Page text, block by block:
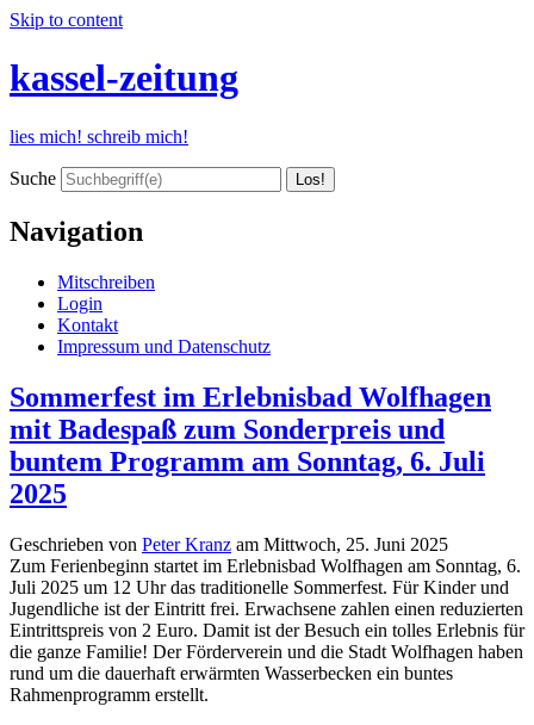
Skip to content
kassel-zeitung
lies mich! schreib mich!
Suche
Navigation
Mitschreiben
Login
Kontakt
Impressum und Datenschutz
Sommerfest im Erlebnisbad Wolfhagen
mit Badespaß zum Sonderpreis und
buntem Programm am Sonntag, 6. Juli
2025
Geschrieben von Peter Kranz am Mittwoch, 25. Juni 2025
Zum Ferienbeginn startet im Erlebnisbad Wolfhagen am Sonntag, 6.
Juli 2025 um 12 Uhr das traditionelle Sommerfest. Für Kinder und
Jugendliche ist der Eintritt frei. Erwachsene zahlen einen reduzierten
Eintrittspreis von 2 Euro. Damit ist der Besuch ein tolles Erlebnis für
die ganze Familie! Der Förderverein und die Stadt Wolfhagen haben
rund um die dauerhaft erwärmten Wasserbecken ein buntes
Rahmenprogramm erstellt.